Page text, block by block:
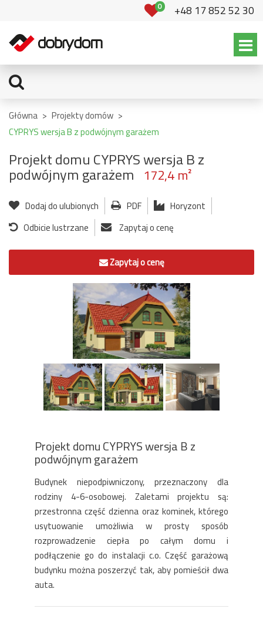
0 +48 17 852 52 30
Główna > Projekty domów >
CYPRYS wersja B z podwójnym garażem
Projekt domu CYPRYS wersja B z
podwójnym garażem 172,4 m²
Dodaj do ulubionych PDF
Horyzont
Odbicie lustrzane
Zapytaj o cenę
Zapytaj o cenę
Projekt domu CYPRYS wersja B z
podwójnym garażem
Budynek niepodpiwniczony, przeznaczony dla
rodziny 4-6-osobowej. Zaletami projektu są:
przestronna część dzienna oraz kominek, którego
usytuowanie umożliwia w prosty sposób
rozprowadzenie ciepła po całym domu i
podłączenie go do instalacji c.o. Część garażową
budynku można poszerzyć tak, aby pomieścił dwa
auta.